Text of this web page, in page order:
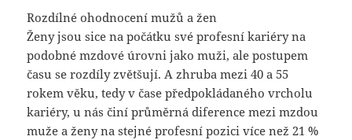
Rozdílné ohodnocení mužů a žen
Ženy jsou sice na počátku své profesní kariéry na
podobné mzdové úrovni jako muži, ale postupem
času se rozdíly zvětšují. A zhruba mezi 40 a 55
rokem věku, tedy v čase předpokládaného vrcholu
kariéry, u nás činí průměrná diference mezi mzdou
muže a ženy na stejné profesní pozici více než 21 %